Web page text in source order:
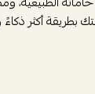
أكثر ذكاءً